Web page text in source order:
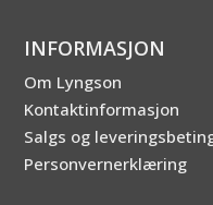
INFORMASJON
Om Lyngson
Kontaktinformasjon
Salgs og
Personvernerklæring